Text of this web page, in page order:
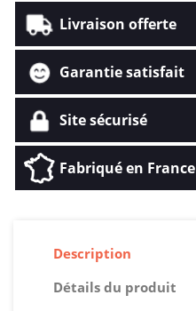
Livraison offerte
Garantie satisfait
Site sécurisé
Fabriqué en France
Description
Détails du produit